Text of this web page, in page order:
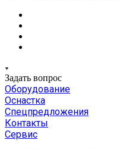
Задать вопрос
Оборудование
Оснастка
Спецпредложения
Контакты
Сервис